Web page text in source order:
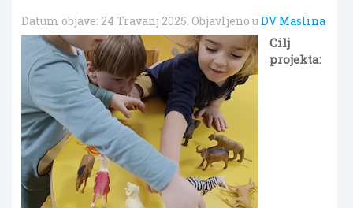
Datum objave: 24 Travanj 2025. Objavljeno uDV Maslina
Cilj
projekta: